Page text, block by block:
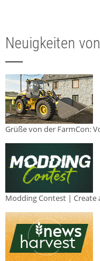
Neuigkeiten
Grüße von der FarmCon:
Modding Contest | Create